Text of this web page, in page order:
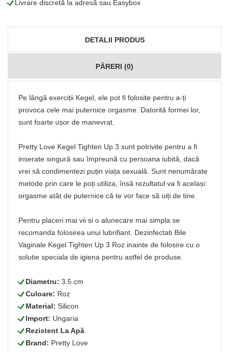
LLivrare discretă la adresă sau Easybox
DETALII PRODUS
PĂRERI (0)
Pe lângă exerciții Kegel, ele pot fi folosite pentru a-ți
provoca cele mai puternice orgasme. Datorită formei lor,
sunt foarte ușor de manevrat.
Pretty Love Kegel Tighten Up 3 sunt potrivite pentru a fi
inserate singură sau împreună cu persoana iubită, dacă
vrei să condimentezi puțin viața sexuală. Sunt nenumărate
metode prin care le poți utiliza, însă rezultatul va fi același:
orgasme atât de puternice că te vor face să uiți de tine.
Pentru placeri mai vii si o alunecare mai simpla se
recomanda folosirea unui lubrifiant. Dezinfectati Bile
Vaginale Kegel Tighten Up 3 Roz inainte de folosire cu o
solutie speciala de igiena pentru astfel de produse.
LDiametru: 3.5 cm
LCuloare: Roz
LMaterial: Silicon
LImport: Ungaria
LRezistent La Apă
LBrand: Pretty Love